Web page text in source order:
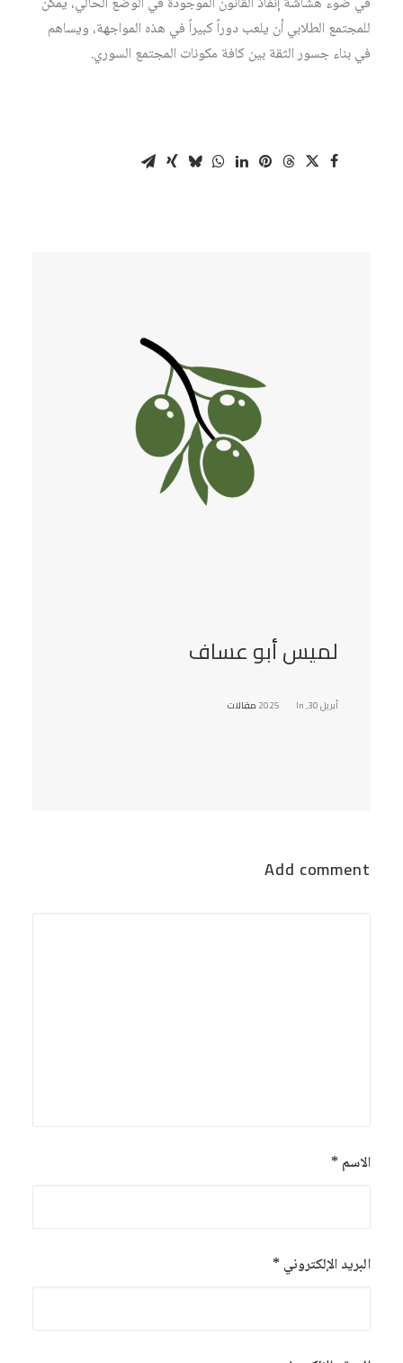
للمجتمع الطلابي أن يلعب دوراً كبيراً في هذه المواجهة، ويساهم
في بناء جسور الثقة بين كافة مكونات المجتمع السوري.
لميس أبو عساف
أبريل 30, 2025 In مقالات
Add comment
الاسم*
البريد الإلكتروني*